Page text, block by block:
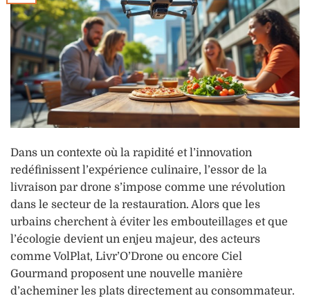
Dans un contexte où la rapidité et l’innovation
redéfinissent l’expérience culinaire, l’essor de la
livraison par drone s’impose comme une révolution
dans le secteur de la restauration. Alors que les
urbains cherchent à éviter les embouteillages et que
l’écologie devient un enjeu majeur, des acteurs
comme VolPlat, Livr’O’Drone ou encore Ciel
Gourmand proposent une nouvelle manière
d’acheminer les plats directement au consommateur.